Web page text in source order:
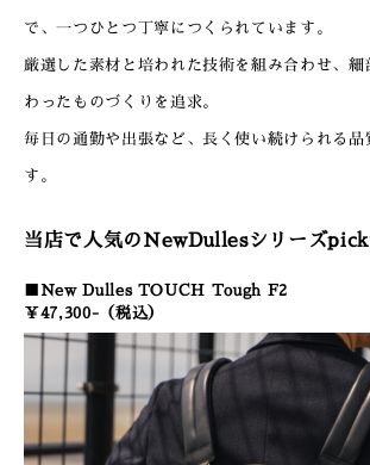
で、一つひとつ丁寧につくられています。
厳選した素材と培われた技術を組み合わせ、細
わったものづくりを追求。
毎日の通勤や出張など、長く使い続けられる品
す。
当店で人気のNewDullesシリーズ
■New Dulles TOUCH Tough F2
￥47,300-（税込）